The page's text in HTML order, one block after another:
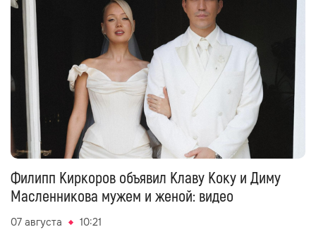
Филипп Киркоров объявил Клаву Коку и Диму
Масленникова мужем и женой: видео
07 августа 10:21